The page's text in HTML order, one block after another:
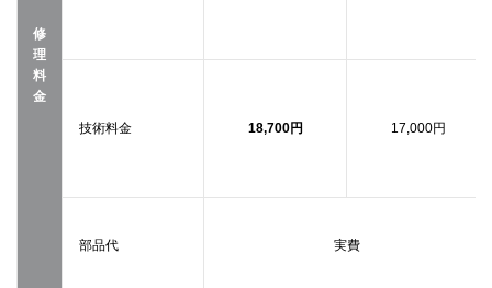
修
理
料
金
技術料金 18,700円 17,000円
部品代 実費